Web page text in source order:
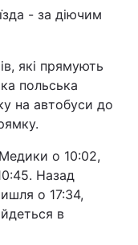
- за діючим
які прямують
польська
на автобуси до
о 10:02,
Назад
о 17:34,
в